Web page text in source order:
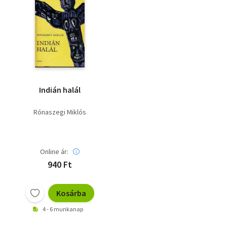
Indián halál
Rónaszegi Miklós
Online ár:
940 Ft
Kosárba
4 - 6 munkanap